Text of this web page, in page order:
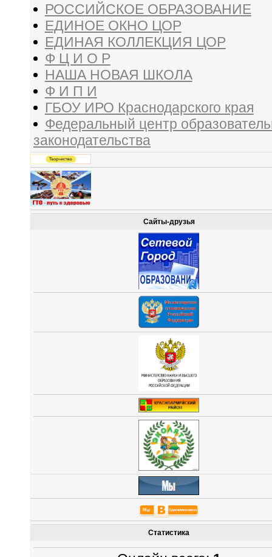
РОССИЙСКОЕ ОБРАЗОВАНИЕ
ЕДИНОЕ ОКНО ЦОР
ЕДИНАЯ КОЛЛЕКЦИЯ ЦОР
Ф Ц И О Р
НАША НОВАЯ ШКОЛА
Ф И П И
ГБОУ ИРО Краснодарского края
Федеральный центр
законодательства
Сайты-друзья
Статистика